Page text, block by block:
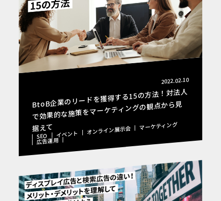
2022.02.10
BtoB企業のリードを獲得する15の方法！対法人
で効果的な施策をマーケティングの観点から見
据えて
SEO イベント オンライン展示会 マーケティング
広告運用